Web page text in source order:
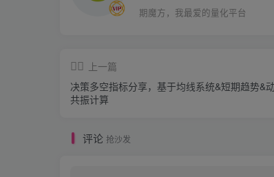
期魔方，我最爱的量化平台
上一篇
决策多空指标分享，基于均线系统&短期趋势&
共振计算
评论 抢沙发